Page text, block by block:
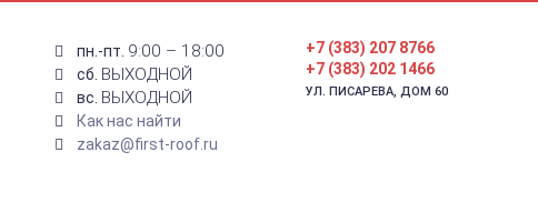
пн.-пт. 9:00 – 18:00
сб. ВЫХОДНОЙ
вс. ВЫХОДНОЙ
Как нас найти
zakaz@first-roof.ru
+7 (383) 207 8766
+7 (383) 202 1466
УЛ. ПИСАРЕВА, ДОМ 60